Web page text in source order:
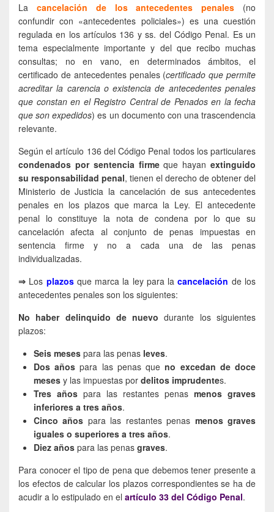
La cancelación de los antecedentes penales (no
confundir con «antecedentes policiales») es una cuestión
regulada en los artículos 136 y ss. del Código Penal. Es un
tema especialmente importante y del que recibo muchas
consultas; no en vano, en determinados ámbitos, el
certificado de antecedentes penales (certificado que permite
acreditar la carencia o existencia de antecedentes penales
que constan en el Registro Central de Penados en la fecha
que son expedidos) es un documento con una trascendencia
relevante.
Según el artículo 136 del Código Penal todos los particulares
condenados por sentencia firmeque hayan extinguido
su responsabilidad penal, tienen el derecho de obtener del
Ministerio de Justicia la cancelación de sus antecedentes
penales en los plazos que marca la Ley. El antecedente
penal lo constituye la nota de condena por lo que su
cancelación afecta al conjunto de penas impuestas en
sentencia firme y no a cada una de las penas
individualizadas.
⇒ Los plazosque marca la ley para lacancelación de los
antecedentes penales son los siguientes:
No haber delinquido de nuevo durante los siguientes
plazos:
Seis meses para las penas leves.
Dos años para las penas queno excedan de doce
meses y las impuestas por delitos imprudentes.
Tres años para las restantes penas menos graves
inferiores a tres años.
Cinco años para las restantes penas menos graves
iguales o superiores a tres años.
Diez años para las penas graves.
Para conocer el tipo de pena que debemos tener presente a
los efectos de calcular los plazos correspondientes se ha de
acudir a lo estipulado en el artículo 33 del Código Penal.